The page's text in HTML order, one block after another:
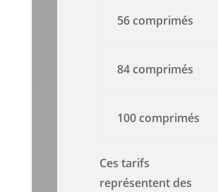
56 comprimés
84 comprimés
100 comprimés
Ces tarifs
représentent des